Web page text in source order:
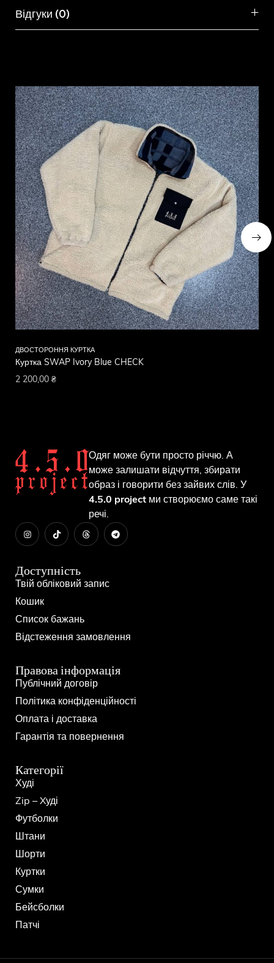
Відгуки (0)
ДВОСТОРОННЯ КУРТКА
Куртка SWAP Ivory Blue CHECK
2 200,00 ₴
Одяг може бути просто річчю. А
може залишати відчуття, збирати
образ і говорити без зайвих слів. У
4.5.0 project ми створюємо саме такі
речі.
Доступність
Твій обліковий запис
Кошик
Список бажань
Відстеження замовлення
Правова інформація
Публічний договір
Політика конфіденційності
Оплата і доставка
Гарантія та повернення
Категорії
Худі
Zip – Xуді
Футболки
Штани
Шорти
Куртки
Сумки
Бейсболки
Патчі